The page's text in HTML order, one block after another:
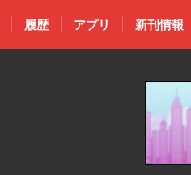
履歴 アプリ 新刊情報